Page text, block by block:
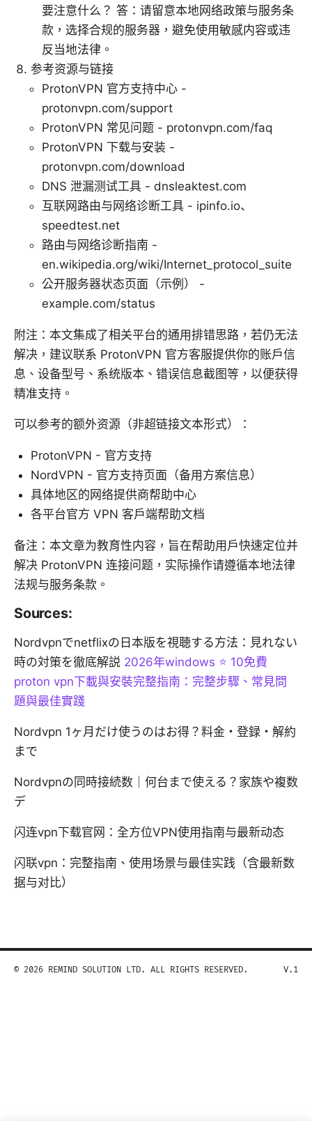
要注意什么？ 答：请留意本地网络政策与服务条
款，选择合规的服务器，避免使用敏感内容或违
反当地法律。
参考资源与链接
ProtonVPN 官方支持中心 -
protonvpn.com/support
ProtonVPN 常见问题 - protonvpn.com/faq
ProtonVPN 下载与安装 -
protonvpn.com/download
DNS 泄漏测试工具 - dnsleaktest.com
互联网路由与网络诊断工具 - ipinfo.io、
speedtest.net
路由与网络诊断指南 -
en.wikipedia.org/wiki/Internet_protocol_suite
公开服务器状态页面（示例） -
example.com/status
附注：本文集成了相关平台的通用排错思路，若仍无法
解决，建议联系 ProtonVPN 官方客服提供你的账户信
息、设备型号、系统版本、错误信息截图等，以便获得
精准支持。
可以参考的额外资源（非超链接文本形式）：
ProtonVPN - 官方支持
NordVPN - 官方支持页面（备用方案信息）
具体地区的网络提供商帮助中心
各平台官方 VPN 客户端帮助文档
备注：本文章为教育性内容，旨在帮助用户快速定位并
解决 ProtonVPN 连接问题，实际操作请遵循本地法律
法规与服务条款。
Sources:
Nordvpnでnetflixの日本版を視聴する方法：見れない
時の対策を徹底解説 2026年windows ⭐ 10免費
proton vpn下載與安裝完整指南：完整步驟、常見問
題與最佳實踐
Nordvpn 1ヶ月だけ使うのはお得？料金・登録・解約
まで
Nordvpnの同時接続数｜何台まで使える？家族や複数
デ
闪连vpn下载官网：全方位VPN使用指南与最新动态
闪联vpn：完整指南、使用场景与最佳实践（含最新数
据与对比）
© 2026 REMIND SOLUTION LTD. ALL RIGHTS RESERVED. V.1